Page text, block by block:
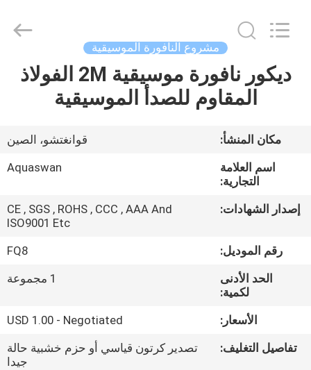
الصفحة
الرئيسية
منتجات
معلومات
عنا
جولة
مراقبة
مشروع النافورة الموسيقية
ديكور نافورة موسيقية 2M الفولاذ
المقاوم للصدأ الموسيقية
مكان المنشأ:
قوانغتشو، الصين
اسم العلامة
التجارية:
Aquaswan
إصدار الشهادات:
CE , SGS , ROHS , CCC , AAA And
ISO9001 Etc
رقم الموديل:
FQ8
الحد الأدنى
لكمية:
1 مجموعة
الأسعار:
USD 1.00 - Negotiated
تفاصيل التغليف:
تصدير كرتون قياسي أو حزم خشبية حالة
جيدا